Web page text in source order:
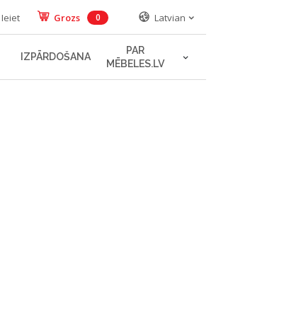
Ieiet Grozs 0 Latvian
IZPĀRDOŠANA
PAR
MĒBELES.LV